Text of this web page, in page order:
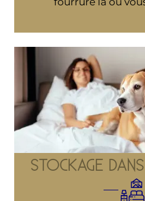
STOCKAGE